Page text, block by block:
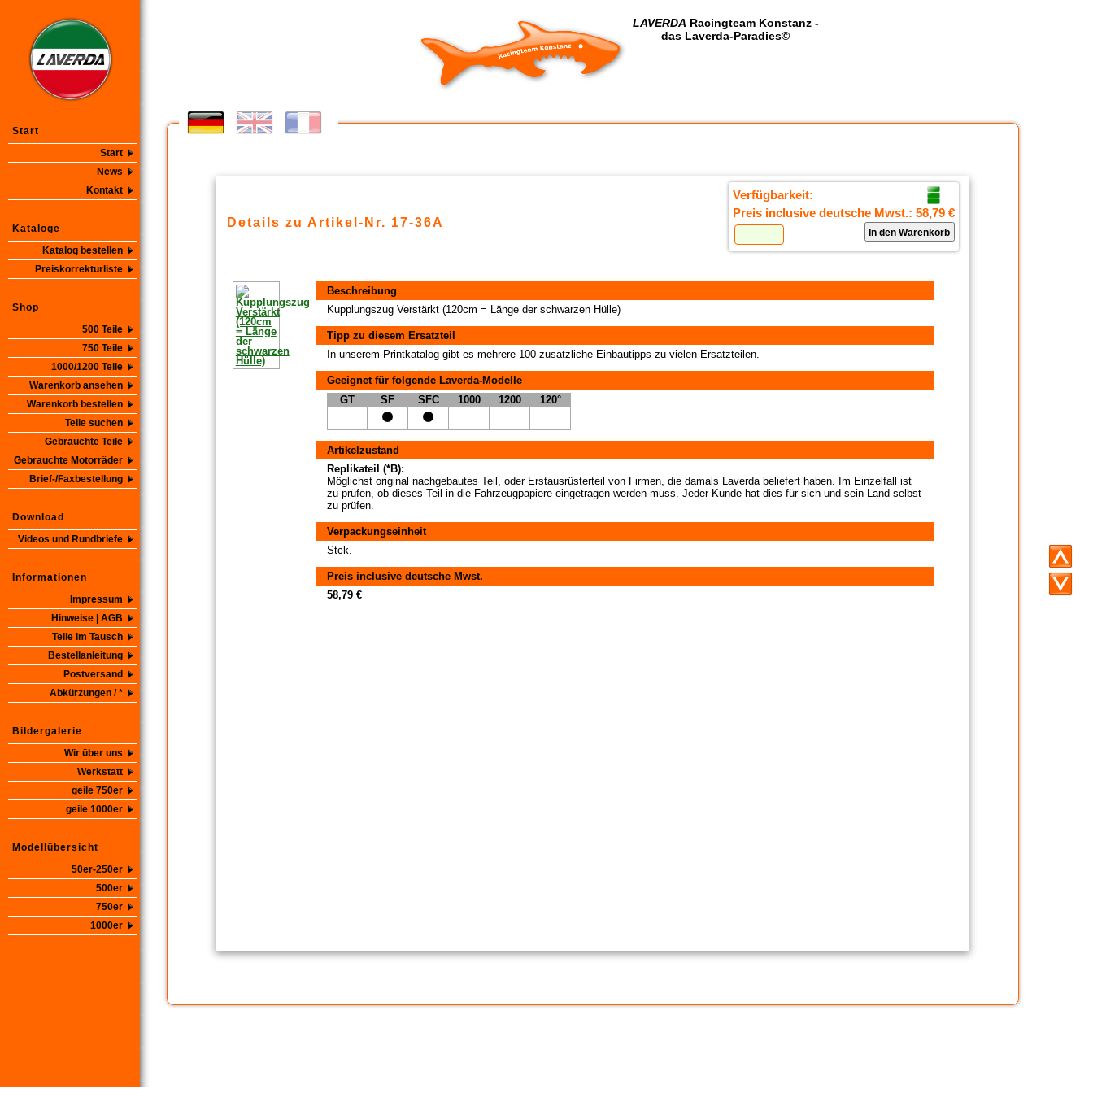
Start
Start
News
Kontakt
Kataloge
Katalog bestellen
Preiskorrekturliste
Shop
500 Teile
750 Teile
1000/1200 Teile
Warenkorb ansehen
Warenkorb bestellen
Teile suchen
Gebrauchte Teile
Gebrauchte Motorräder
Brief-/Faxbestellung
Download
Videos und Rundbriefe
Informationen
Impressum
Hinweise | AGB
Teile im Tausch
Bestellanleitung
Postversand
Abkürzungen / *
Bildergalerie
Wir über uns
Werkstatt
geile 750er
geile 1000er
Modellübersicht
50er-250er
500er
750er
1000er
LAVERDA Racingteam Konstanz -
das Laverda-Paradies©
Verfügbarkeit:
Preis inclusive deutsche Mwst.: 58,79 €
Details zu Artikel-Nr. 17-36A
Beschreibung
Kupplungszug Verstärkt (120cm = Länge der schwarzen Hülle)
Tipp zu diesem Ersatzteil
In unserem Printkatalog gibt es mehrere 100 zusätzliche Einbautipps zu vielen Ersatzteilen.
Geeignet für folgende Laverda-Modelle
GT
SF SFC 1000 1200 120°
Artikelzustand
Replikateil (*B):
Möglichst original nachgebautes Teil, oder Erstausrüsterteil von Firmen, die damals Laverda beliefert haben. Im Einzelfall ist
zu prüfen, ob dieses Teil in die Fahrzeugpapiere eingetragen werden muss. Jeder Kunde hat dies für sich und sein Land selbst
zu prüfen.
Verpackungseinheit
Stck.
Preis inclusive deutsche Mwst.
58,79 €